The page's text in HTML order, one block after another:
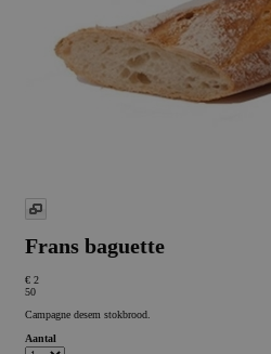
Frans baguette
€ 2
50
Campagne desem stokbrood.
Aantal